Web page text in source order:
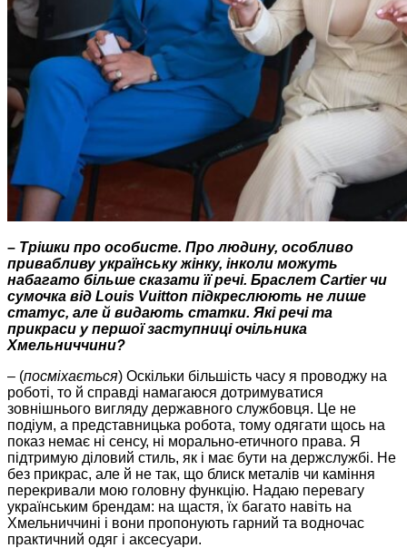
– Трішки про особисте. Про людину, особливо
привабливу українську жінку, інколи можуть
набагато більше сказати її речі. Браслет Cartier чи
сумочка від Louis Vuitton підкреслюють не лише
статус, але й видають статки. Які речі та
прикраси у першої заступниціочільника
Хмельниччини?
– (посміхається) Оскільки більшість часу я проводжу на
роботі, то й справді намагаюся дотримуватися
зовнішнього вигляду державного службовця. Це не
подіум, а представницька робота, тому одягати щось на
показ немає ні сенсу, ні морально-етичного права. Я
підтримую діловий стиль, як і має бути на держслужбі. Не
без прикрас, але й не так, що блиск металів чи каміння
перекривали мою головну функцію. Надаю перевагу
українським брендам: на щастя, їх багато навіть на
Хмельниччині і вони пропонують гарний та водночас
практичний одяг і аксесуари.